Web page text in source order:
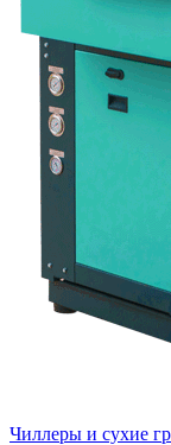
Чиллеры и сухие